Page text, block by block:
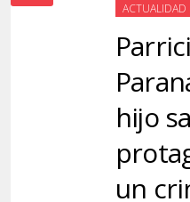
ACTUALIDAD
hijo
un